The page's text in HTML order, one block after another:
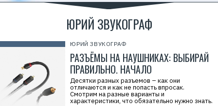
ЮРИЙ ЗВУКОГРАФ
ЮРИЙ ЗВУКОГРАФ
РАЗЪЁМЫ НА НАУШНИКАХ: ВЫБИРАЙ
ПРАВИЛЬНО. НАЧАЛО
Десятки разных разъемов – как они
отличаются и как не попасть впросак.
Смотрим на разные варианты и
характеристики, что обязательно нужно знать.